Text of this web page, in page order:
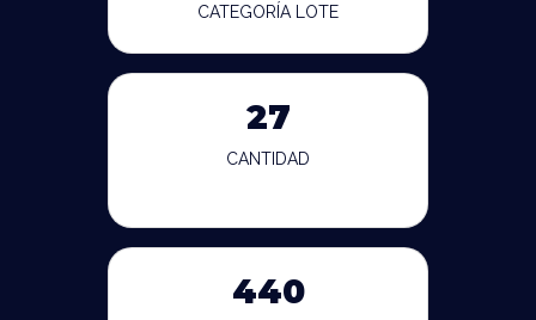
CATEGORÍA LOTE
27
CANTIDAD
440